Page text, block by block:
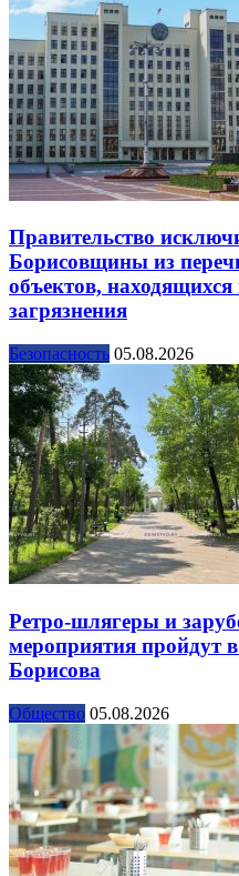
Правительство
Борисовщины из
объектов,
загрязнения
Безопасность 05.08.2026
Ретро-шлягеры и
мероприятия пройдут
Борисова
Общество 05.08.2026